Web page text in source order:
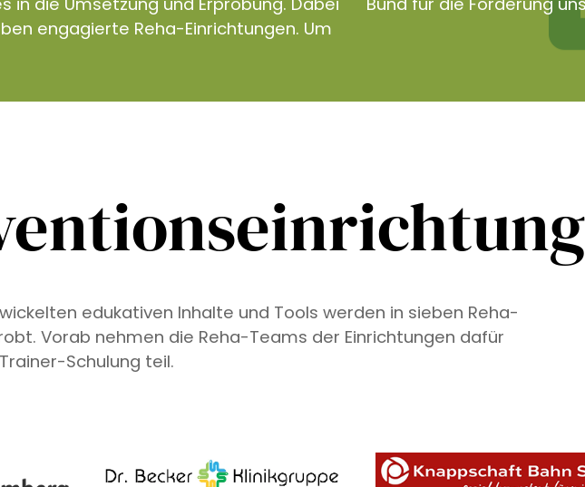
engagierte Reha-Einrichtungen. Um
edukativen Inhalte und Tools werden in sieben Reha-
Vorab nehmen die Reha-Teams der Einrichtungen dafür
Schulung teil.